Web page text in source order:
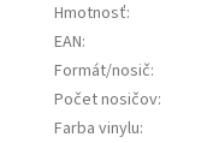
Hmotnosť:
EAN:
Formát/nosič:
Počet nosičov:
Farba vinylu: